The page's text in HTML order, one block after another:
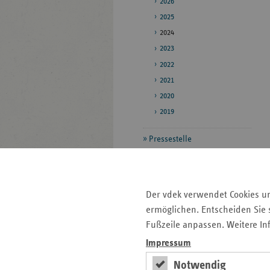
Der vdek verwendet Cookies
ermöglichen. Entscheiden
Fußzeile anpassen. Weitere
Impressum
Notwendig
2025
2024
2023
2022
2021
2020
2019
Pressestelle
Gesundheitswesen
Veröffentlichungen
Seitenleiste
Auf einen Blick